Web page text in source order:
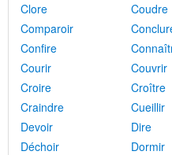
Clore
Coudre
Comparoir
Confire
Courir
Couvrir
Croire
Croître
Craindre
Cueillir
Devoir
Dire
Déchoir
Dormir